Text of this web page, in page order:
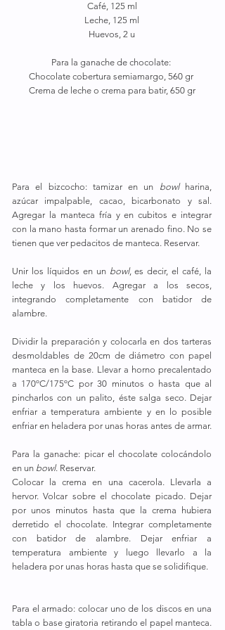
Café, 125 ml
Leche, 125 ml
Huevos, 2 u
Para la ganache de chocolate:
Chocolate cobertura semiamargo, 560 gr
Crema de leche o crema para batir, 650 gr
Para el bizcocho: tamizar en un bowl harina,
azúcar impalpable, cacao, bicarbonato y sal.
Agregar la manteca fría y en cubitos e integrar
con la mano hasta formar un arenado fino. No se
tienen que ver pedacitos de manteca. Reservar.
Unir los líquidos en un bowl, es decir, el café, la
leche y los huevos. Agregar a los secos,
integrando completamente con batidor de
alambre.
Dividir la preparación y colocarla en dos tarteras
desmoldables de 20cm de diámetro con papel
manteca en la base. Llevar a horno precalentado
a 170ºC/175ºC por 30 minutos o hasta que al
pincharlos con un palito, éste salga seco. Dejar
enfriar a temperatura ambiente y en lo posible
Para la ganache: picar el chocolate colocándolo
en un bowl. Reservar.
Colocar la crema en una cacerola. Llevarla a
hervor. Volcar sobre el chocolate picado. Dejar
por unos minutos hasta que la crema hubiera
derretido el chocolate. Integrar completamente
con batidor de alambre. Dejar enfriar a
temperatura ambiente y luego llevarlo a la
heladera por unas horas hasta que se solidifique.
Para el armado: colocar uno de los discos en una
tabla o base giratoria retirando el papel manteca.